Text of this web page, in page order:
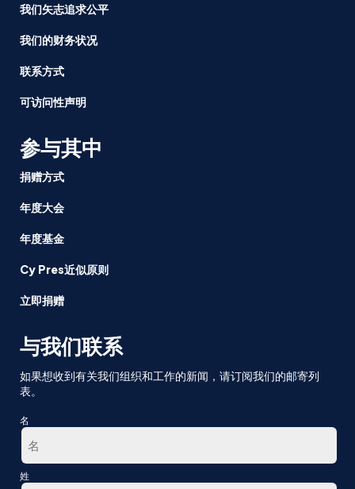
我们矢志追求公平
我们的财务状况
联系方式
可访问性声明
参与其中
捐赠方式
年度大会
年度基金
Cy Pres近似原则
立即捐赠
与我们联系
如果想收到有关我们组织和工作的新闻，请订阅我们的邮寄列
表。
名
第
姓